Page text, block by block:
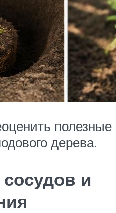
полезные
дерева.
и